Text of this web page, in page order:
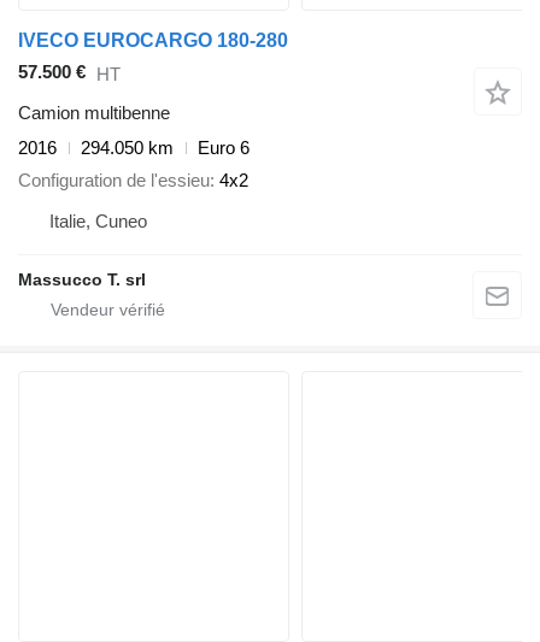
IVECO EUROCARGO 180-280
57.500 € HT
Camion multibenne
2016
294.050 km
Euro 6
Configuration de l'essieu 4x2
Italie, Cuneo
Massucco T. srl